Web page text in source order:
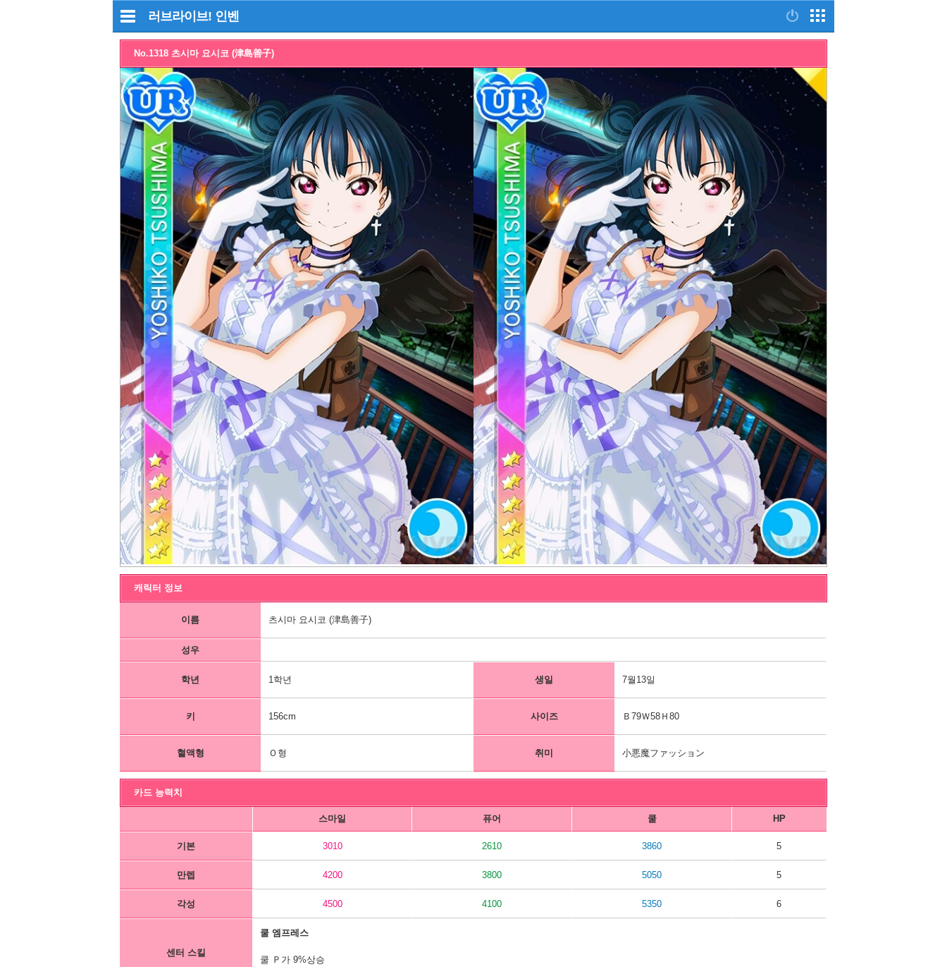
러브라이브! 인벤
No.1318 츠시마 요시코 (津島善子)
캐릭터 정보
이름 츠시마 요시코 (津島善子)
성우
학년 1학년 생일 7월13일
키 156cm 사이즈 Ｂ79Ｗ58Ｈ80
혈액형 Ｏ형 취미 小悪魔ファッション
카드 능력치
스마일 퓨어 쿨 HP
기본 3010 2610 3860 5
만렙 4200 3800 5050 5
각성 4500 4100 5350 6
센터 스킬
쿨 엠프레스
쿨 Ｐ가 9%상승